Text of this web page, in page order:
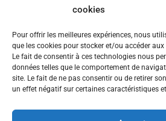
cookies
Pour offrir les meilleures expériences, nous
que les cookies pour stocker et/ou accéder
Le fait de consentir à ces technologies nous
données telles que le comportement de
site. Le fait de ne pas consentir ou de retirer
un effet négatif sur certaines caractéristiques